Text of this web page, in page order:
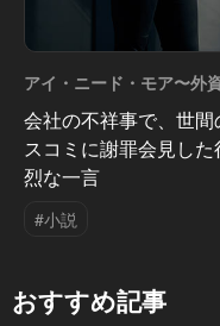
アイ・ニード・モア〜外
Vol.12
会社の不祥事で、世
スコミに謝罪会見し
烈な一言
#小説
おすすめ記事